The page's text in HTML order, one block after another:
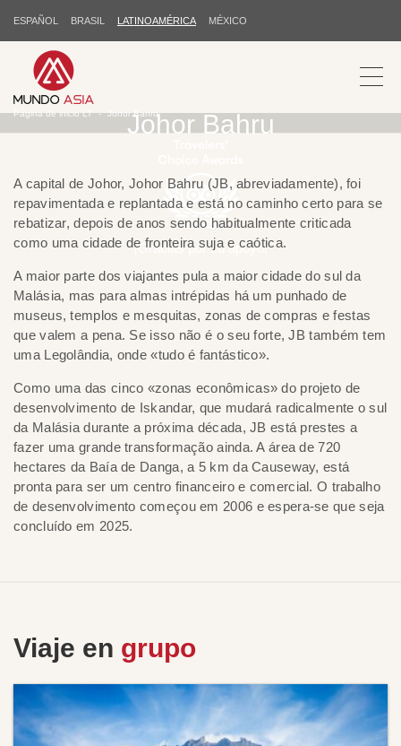
ESPAÑOL BRASIL LATINOAMÉRICA MÉXICO
Johor Bahru
Página de inicio LT Johor Bahru
¡Gracias por su apoyo!
A capital de Johor, Johor Bahru (JB, abreviadamente), foi
repavimentada e replantada e está no caminho certo para se
rebatizar, depois de anos sendo habitualmente criticada
como uma cidade de fronteira suja e caótica.
A maior parte dos viajantes pula a maior cidade do sul da
Malásia, mas para almas intrépidas há um punhado de
museus, templos e mesquitas, zonas de compras e festas
que valem a pena. Se isso não é o seu forte, JB também tem
uma Legolândia, onde «tudo é fantástico».
Como uma das cinco «zonas econômicas» do projeto de
desenvolvimento de Iskandar, que mudará radicalmente o sul
da Malásia durante a próxima década, JB está prestes a
fazer uma grande transformação ainda. A área de 720
hectares da Baía de Danga, a 5 km da Causeway, está
pronta para ser um centro financeiro e comercial. O trabalho
de desenvolvimento começou em 2006 e espera-se que seja
concluído em 2025.
Viaje en grupo